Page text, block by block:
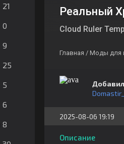
21
0
9
25
5
6
8
Реальный
Cloud Ruler
Главная / Моды для
Добавил
2025-08-06 19:19
Описание